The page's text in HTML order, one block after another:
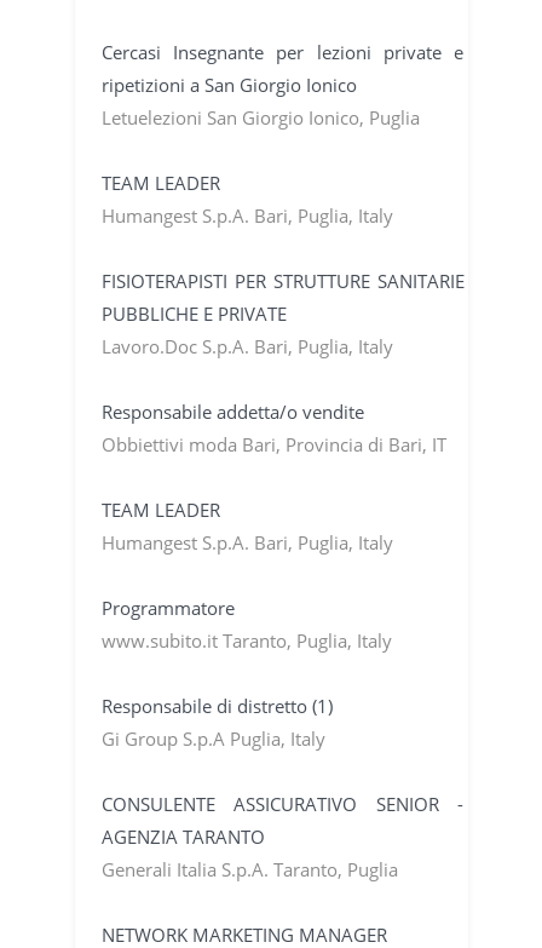
Cercasi Insegnante per lezioni private e
ripetizioni a San Giorgio Ionico
Letuelezioni San Giorgio Ionico, Puglia
TEAM LEADER
Humangest S.p.A. Bari, Puglia, Italy
FISIOTERAPISTI PER STRUTTURE SANITARIE
PUBBLICHE E PRIVATE
Lavoro.Doc S.p.A. Bari, Puglia, Italy
Responsabile addetta/o vendite
Obbiettivi moda Bari, Provincia di Bari, IT
TEAM LEADER
Humangest S.p.A. Bari, Puglia, Italy
Programmatore
www.subito.it Taranto, Puglia, Italy
Responsabile di distretto (1)
Gi Group S.p.A Puglia, Italy
CONSULENTE ASSICURATIVO SENIOR -
AGENZIA TARANTO
Generali Italia S.p.A. Taranto, Puglia
NETWORK MARKETING MANAGER